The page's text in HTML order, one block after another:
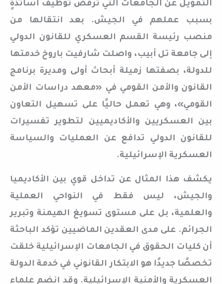
التمويل عن الجامعات التي ترفض توظيف أساتذةٍ
بسبب عملهم في الجيش. بعد انتقالها من
منصب رئيسة القسم العسكري للقانون الدولي
إلى جامعة تل أبيب، واصلت شارفيت باروخ خدمتها
للدولة، بصفتها زميلة أبحاث أولى ومديرة برنامج
القانون والأمن القومي في «معهد دراسات الأمن
القومي»، وهي تعمل حاليًا على تسهيل التعاون
بين العسكريين والأكاديميين لتطوير تفسيرات
للقانون الدولي تدافع عن العمليات والسياسة
العسكرية الإسرائيلية.
يكشف هذا المثال عن تداخل قوي بين الأكاديميا
والجيش، ليس فقط في النواحي العملية
والعلمية، بل على مستوى تسويغ الهيمنة وتبرير
الجرائم. على مدى العقدين الماضيين تؤكد الباحثة
أن كليات الحقوق في الجامعات الإسرائيلية خلقت
تخصصًا جديدًا هو الابتكار القانوني في خدمة الدولة
العسكرية والأمنية الإسرائيلية. وقد انضم علماء